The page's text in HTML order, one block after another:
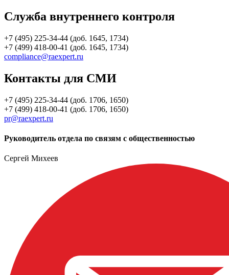
Служба внутреннего контроля
+7 (495) 225-34-44 (доб. 1645, 1734)
+7 (499) 418-00-41 (доб. 1645, 1734)
compliance@raexpert.ru
Контакты для СМИ
+7 (495) 225-34-44 (доб. 1706, 1650)
+7 (499) 418-00-41 (доб. 1706, 1650)
pr@raexpert.ru
Руководитель отдела по связям с общественностью
Сергей Михеев